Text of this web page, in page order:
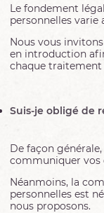
Le fondement
personnelles
Nous vous
en introduction
chaque traitement
Suis-je obligé de
De façon
communiquer vos
Néanmoins, la
personnelles est
nous proposons.